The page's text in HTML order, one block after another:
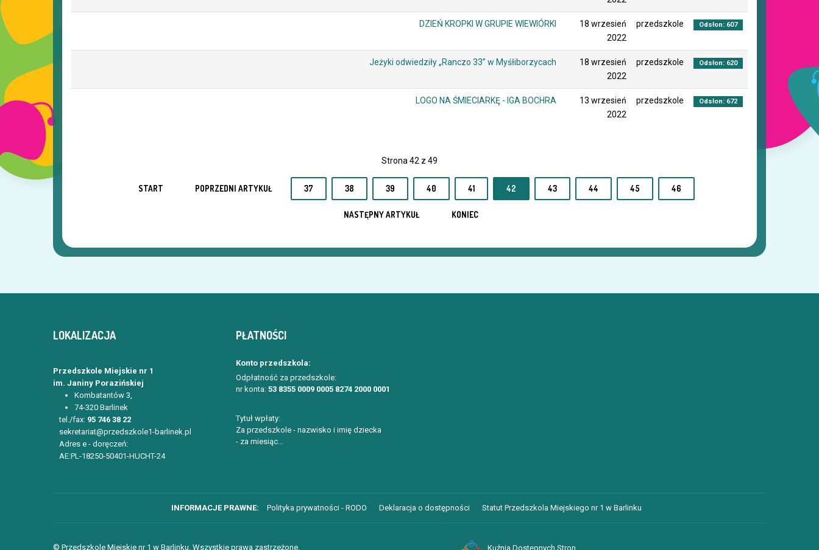
DZIEŃ KROPKI W GRUPIE WIEWIÓRKI
18 wrzesień
2022
przedszkole Odsłon: 607
Jeżyki odwiedziły „Ranczo 33” w Myśłiborzycach
18 wrzesień
2022
przedszkole Odsłon: 620
LOGO NA ŚMIECIARKĘ - IGA BOCHRA
13 wrzesień
2022
przedszkole Odsłon: 672
Strona 42 z 49
START POPRZEDNI ARTYKUŁ 37 38 39 40 41 42 43 44 45 46
NASTĘPNY ARTYKUŁ KONIEC
LOKALIZACJA
Przedszkole Miejskie nr 1
im. Janiny Porazińskiej
Kombatantów 3,
74-320 Barlinek
tel./fax: 95 746 38 22
sekretariat@przedszkole1-barlinek.pl
Adres e - doręczeń:
AE:PL-18250-50401-HUCHT-24
PŁATNOŚCI
Konto przedszkola:
Odpłatność za przedszkole:
nr konta: 53 8355 0009 0005 8274 2000 0001
Tytuł wpłaty:
Za przedszkole - nazwisko i imię dziecka
- za miesiąc...
Polityka prywatności - RODO Deklaracja o dostępności Statut Przedszkola Miejskiego nr 1 w Barlinku
© Przedszkole Miejskie nr 1 w Barlinku. Wszystkie prawa zastrzeżone. Kuźnia Dostępnych Stron